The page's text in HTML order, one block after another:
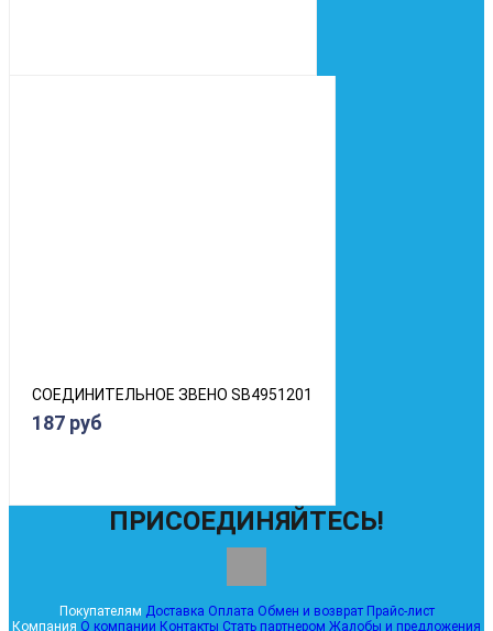
СОЕДИНИТЕЛЬНОЕ ЗВЕНО SB4951201
187 руб
ПРИСОЕДИНЯЙТЕСЬ!
Покупателям Доставка Оплата Обмен и возврат Прайс-лист
Компания О компании Контакты Стать партнером Жалобы и предложения